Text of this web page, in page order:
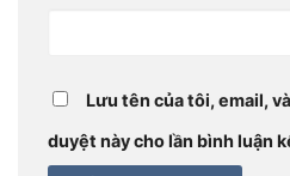
Lưu tên của tôi, email,
duyệt này cho lần bình luận